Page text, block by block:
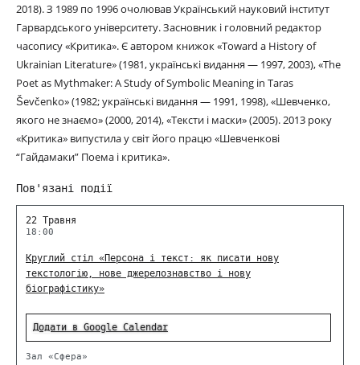
2018). З 1989 по 1996 очолював Український науковий інститут
Гарвардського університету. Засновник і головний редактор
часопису «Критика». Є автором книжок «Toward a History of
Ukrainian Literature» (1981, українські видання — 1997, 2003), «The
Poet as Mythmaker: A Study of Symbolic Meaning in Taras
Ševčenko» (1982; українські видання — 1991, 1998), «Шевченко,
якого не знаємо» (2000, 2014), «Тексти і маски» (2005). 2013 року
«Критика» випустила у світ його працю «Шевченкові
“Гайдамаки” Поема і критика».
Пов'язані події
22 Травня
18:00
Круглий стіл «Персона і текст: як писати нову
текстологію, нове джерелознавство і нову
біографістику»
Додати в Google Calendar
Зал «Сфера»